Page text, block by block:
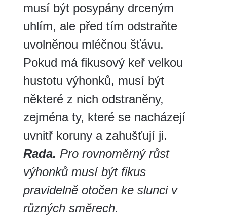
musí být posypány drceným
uhlím, ale před tím odstraňte
uvolněnou mléčnou šťávu.
Pokud má fikusový keř velkou
hustotu výhonků, musí být
některé z nich odstraněny,
zejména ty, které se nacházejí
uvnitř koruny a zahušťují ji.
Rada. Pro rovnoměrný růst
výhonků musí být fikus
pravidelně otočen ke slunci v
různých směrech.